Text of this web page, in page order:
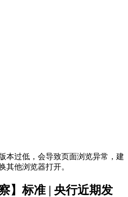
本过低，会导致页面浏览异常，建
其他浏览器打开。
】标准 | 央行近期发